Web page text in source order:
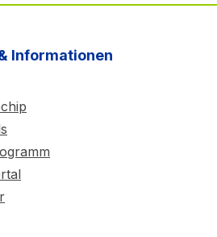
Informationen